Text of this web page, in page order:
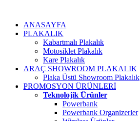
ANASAYFA
PLAKALIK
Kabartmalı Plakalık
Motosiklet Plakalık
Kare Plakalık
ARAÇ SHOWROOM PLAKALIK
Plaka Üstü Showroom Plakalık
PROMOSYON ÜRÜNLERİ
Teknolojik Ürünler
Powerbank
Powerbank Organizerler